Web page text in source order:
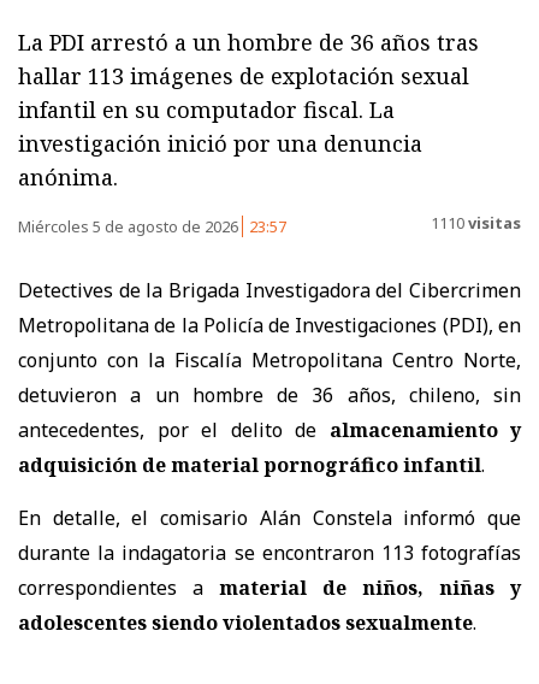
La PDI arrestó a un hombre de 36 años tras
hallar 113 imágenes de explotación sexual
infantil en su computador fiscal. La
investigación inició por una denuncia
anónima.
Miércoles 5 de agosto de 2026 23:57 1110visitas
Detectives de la Brigada Investigadora del Cibercrimen
Metropolitana de la Policía de Investigaciones (PDI), en
conjunto con la Fiscalía Metropolitana Centro Norte,
detuvieron a un hombre de 36 años, chileno, sin
antecedentes, por el delito de almacenamiento y
adquisición de material pornográfico infantil.
En detalle, el comisario Alán Constela informó que
durante la indagatoria se encontraron 113 fotografías
correspondientes a material de niños, niñas y
adolescentes siendo violentados sexualmente.